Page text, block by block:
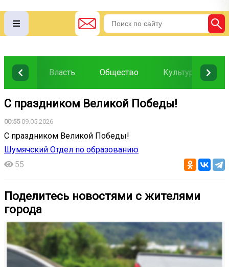
Власть Общество Культура
С праздником Великой Победы!
00:5509.05.2026
С праздником Великой Победы!
Шумячский Отдел по образованию
55
Поделитесь новостями с жителями
города